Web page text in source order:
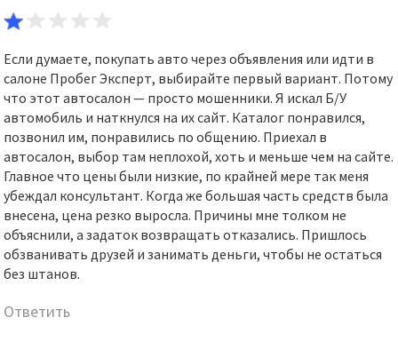
Если думаете, покупать авто через объявления или идти в
салоне Пробег Эксперт, выбирайте первый вариант. Потому
что этот автосалон — просто мошенники. Я искал Б/У
автомобиль и наткнулся на их сайт. Каталог понравился,
позвонил им, понравились по общению. Приехал в
автосалон, выбор там неплохой, хоть и меньше чем на сайте.
Главное что цены были низкие, по крайней мере так меня
убеждал консультант. Когда же большая часть средств была
внесена, цена резко выросла. Причины мне толком не
объяснили, а задаток возвращать отказались. Пришлось
обзванивать друзей и занимать деньги, чтобы не остаться
без штанов.
Ответить